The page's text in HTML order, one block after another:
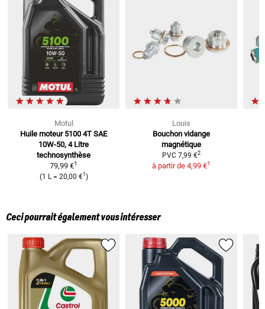
Motul
Huile moteur 5100 4T SAE
10W-50, 4 Litre
technosynthèse
79,99 €1
(1 L = 20,00 €1 )
Louis
Bouchon vidange
magnétique
PVC 7,99 €2
à partir de 4,99 €1
Ceci pourrait également vous intéresser